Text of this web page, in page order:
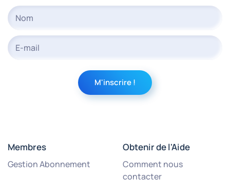
Membres
Gestion Abonnement
Obtenir de l'Aide
Comment nous
contacter